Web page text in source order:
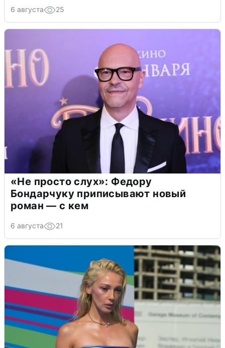
6 августа 25
«Не просто слух»: Федору
Бондарчуку приписывают новый
роман — с кем
6 августа 21